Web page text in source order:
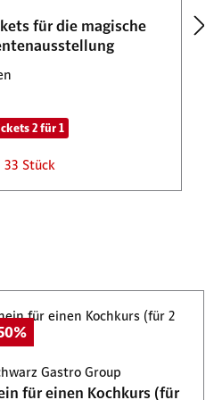
für die magische
2 für 1
Stück
Gastro Group
für einen Kochkurs (für